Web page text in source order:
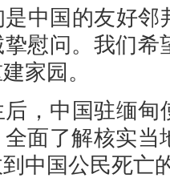
是中国的友好
慰问。我们
家园。
，中国驻缅甸
面了解核实
中国公民死亡